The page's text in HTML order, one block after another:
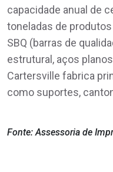
capacidade anual de
toneladas de
SBQ (barras de
estrutural, aços
Cartersville fabrica
como suportes,
Fonte: Assessoria de